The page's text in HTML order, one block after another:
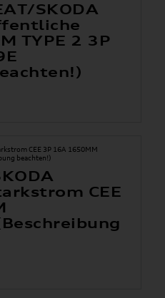
SKODA
TYPE 2 3P
CEE